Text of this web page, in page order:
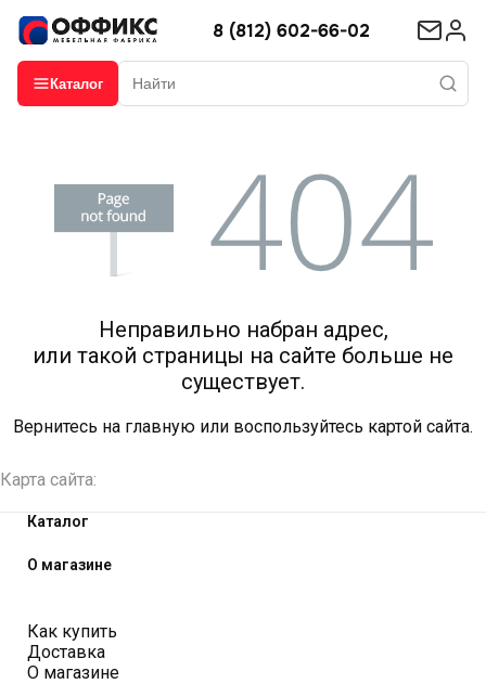
8 (812) 602-66-02
Каталог
Неправильно набран адрес,
или такой страницы на сайте больше не
существует.
Вернитесь на главную или воспользуйтесь картой сайта.
Карта сайта:
Каталог
О магазине
Как купить
Доставка
О магазине